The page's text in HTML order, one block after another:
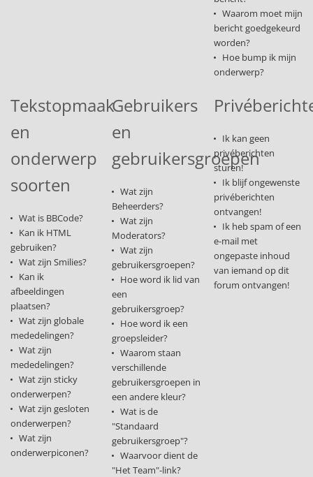
Waarom moet mijn
bericht goedgekeurd
worden?
Hoe bump ik mijn
onderwerp?
Tekstopmaak
en
onderwerp
soorten
Wat is BBCode?
Kan ik HTML
gebruiken?
Wat zijn Smilies?
Kan ik
afbeeldingen
plaatsen?
Wat zijn globale
mededelingen?
Wat zijn
mededelingen?
Wat zijn sticky
onderwerpen?
Wat zijn gesloten
onderwerpen?
Wat zijn
onderwerpiconen?
Gebruikers
en
gebruikersgroepen
Wat zijn
Beheerders?
Wat zijn
Moderators?
Wat zijn
gebruikersgroepen?
Hoe word ik lid van
een
gebruikersgroep?
Hoe word ik een
groepsleider?
Waarom staan
verschillende
gebruikersgroepen in
een andere kleur?
Wat is de
"Standaard
gebruikersgroep"?
Waarvoor dient de
"Het Team"-link?
Ik kan geen
privéberichten
sturen!
Ik blijf ongewenste
privéberichten
ontvangen!
Ik heb spam of een
e-mail met
ongepaste inhoud
van iemand op dit
forum ontvangen!